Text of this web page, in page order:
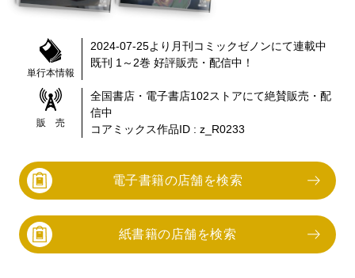
単行本情報
2024-07-25より 月刊コミックゼノンにて連載中
既刊 1～2巻 好評販売・配信中！
販 売
全国書店・電子書店102ストアにて絶賛販売・配
信中
コアミックス作品ID : z_R0233
電子書籍の店舗を検索
紙書籍の店舗を検索